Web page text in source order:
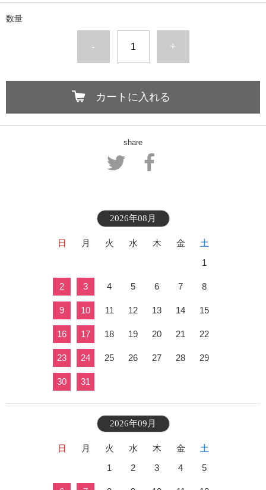
数量
- +
カートに入れる
share
2026年08月
日 月 火 水 木 金
土
1
2 3 4 5 6 7 8
9 10 11 12 13 14 15
16 17 18 19 20 21 22
23 24 25 26 27 28 29
30 31
2026年09月
日 月 火 水 木 金
土
1
2 3 4 5